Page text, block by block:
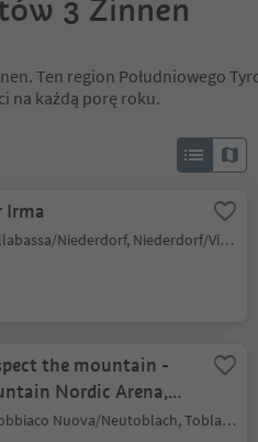
3 Zinnen
Ten region Południowego
na każdą porę roku.
Irma
Villabassa/Niederdorf, Niederdorf/Villabassa, Dolomites Region 3 Zinnen
the mountain -
Nordic Arena,
Dobbiaco Nuova/Neutoblach, Toblach/Dobbiaco, Dolomites Region 3 Zinnen